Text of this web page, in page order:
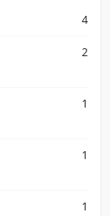
4
2
1
1
1